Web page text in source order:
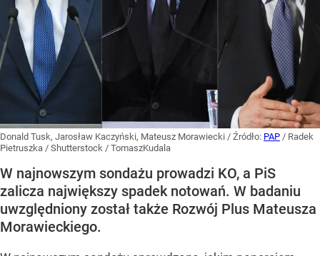
Donald Tusk, Jarosław Kaczyński, Mateusz Morawiecki / Źródło: PAP / Radek
Pietruszka / Shutterstock / TomaszKudala
W najnowszym sondażu prowadzi KO, a PiS
zalicza największy spadek notowań. W badaniu
uwzględniony został także Rozwój Plus Mateusza
Morawieckiego.